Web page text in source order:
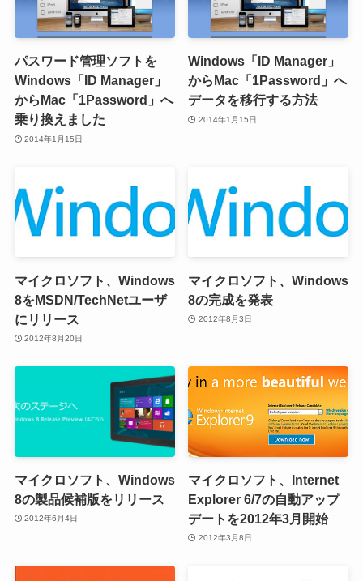
パスワード管理ソフトを
Windows「ID Manager」
からMac「1Password」へ
乗り換えました
2014年1月15日
Windows「ID Manager」
からMac「1Password」へ
データを移行する方法
2014年1月15日
マイクロソフト、Windows
8をMSDN/TechNetユーザ
にリリース
2012年8月20日
マイクロソフト、Windows
8の完成を発表
2012年8月3日
マイクロソフト、Windows
8の製品候補版をリリース
2012年6月4日
マイクロソフト、Internet
Explorer 6/7の自動アップ
デートを2012年3月開始
2012年3月8日